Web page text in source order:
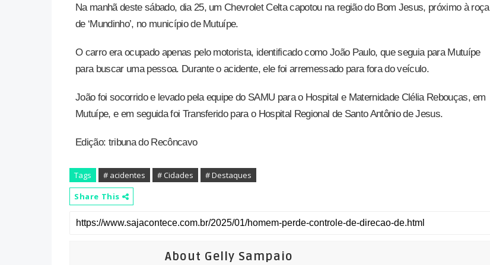
Na manhã deste sábado, dia 25, um Chevrolet Celta capotou na região do Bom Jesus, próximo à roça
de ‘Mundinho’, no município de Mutuípe.
O carro era ocupado apenas pelo motorista, identificado como João Paulo, que seguia para Mutuípe
para buscar uma pessoa. Durante o acidente, ele foi arremessado para fora do veículo.
João foi socorrido e levado pela equipe do SAMU para o Hospital e Maternidade Clélia Rebouças, em
Mutuípe, e em seguida foi Transferido para o Hospital Regional de Santo Antônio de Jesus.
Edição: tribuna do Recôncavo
Tags # acidentes # Cidades
# Destaques
Share This
About Gelly Sampaio